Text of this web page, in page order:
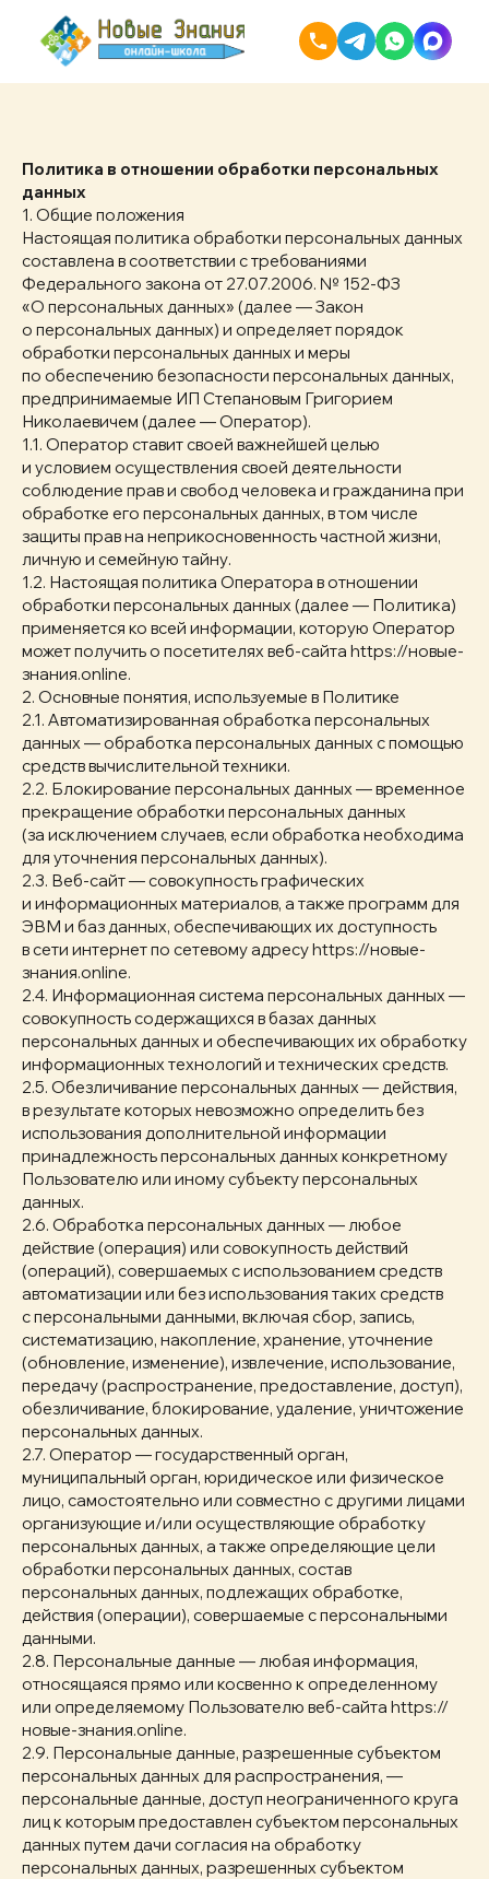
Политика в отношении обработки персональных
данных
1. Общие положения
Настоящая политика обработки персональных данных
составлена в соответствии с требованиями
Федерального закона от 27.07.2006. № 152-ФЗ
«О персональных данных» (далее — Закон
о персональных данных) и определяет порядок
обработки персональных данных и меры
по обеспечению безопасности персональных данных,
предпринимаемые ИП Степановым Григорием
Николаевичем (далее — Оператор).
1.1. Оператор ставит своей важнейшей целью
и условием осуществления своей деятельности
соблюдение прав и свобод человека и гражданина при
обработке его персональных данных, в том числе
защиты прав на неприкосновенность частной жизни,
личную и семейную тайну.
1.2. Настоящая политика Оператора в отношении
обработки персональных данных (далее — Политика)
применяется ко всей информации, которую Оператор
может получить о посетителях веб-сайта https://новые-
знания.online.
2. Основные понятия, используемые в Политике
2.1. Автоматизированная обработка персональных
данных — обработка персональных данных с помощью
средств вычислительной техники.
2.2. Блокирование персональных данных — временное
прекращение обработки персональных данных
(за исключением случаев, если обработка необходима
для уточнения персональных данных).
2.3. Веб-сайт — совокупность графических
и информационных материалов, а также программ для
ЭВМ и баз данных, обеспечивающих их доступность
в сети интернет по сетевому адресу https://новые-
знания.online.
2.4. Информационная система персональных данных —
совокупность содержащихся в базах данных
персональных данных и обеспечивающих их обработку
информационных технологий и технических средств.
2.5. Обезличивание персональных данных — действия,
в результате которых невозможно определить без
использования дополнительной информации
принадлежность персональных данных конкретному
Пользователю или иному субъекту персональных
данных.
2.6. Обработка персональных данных — любое
действие (операция) или совокупность действий
(операций), совершаемых с использованием средств
автоматизации или без использования таких средств
с персональными данными, включая сбор, запись,
систематизацию, накопление, хранение, уточнение
(обновление, изменение), извлечение, использование,
передачу (распространение, предоставление, доступ),
обезличивание, блокирование, удаление, уничтожение
персональных данных.
2.7. Оператор — государственный орган,
муниципальный орган, юридическое или физическое
лицо, самостоятельно или совместно с другими лицами
организующие и/или осуществляющие обработку
персональных данных, а также определяющие цели
обработки персональных данных, состав
персональных данных, подлежащих обработке,
действия (операции), совершаемые с персональными
данными.
2.8. Персональные данные — любая информация,
относящаяся прямо или косвенно к определенному
или определяемому Пользователю веб-сайта https://
новые-знания.online.
2.9. Персональные данные, разрешенные субъектом
персональных данных для распространения, —
персональные данные, доступ неограниченного круга
лиц к которым предоставлен субъектом персональных
данных путем дачи согласия на обработку
персональных данных, разрешенных субъектом